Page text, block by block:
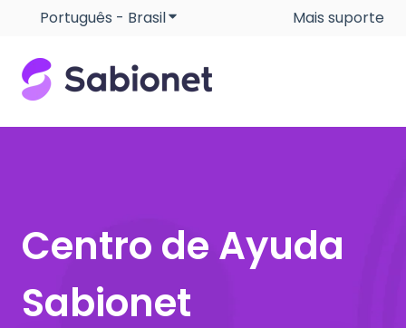
Português - BrasilMostrar submenu para traduções
Mais suporte
Centro de Ayuda
Sabionet